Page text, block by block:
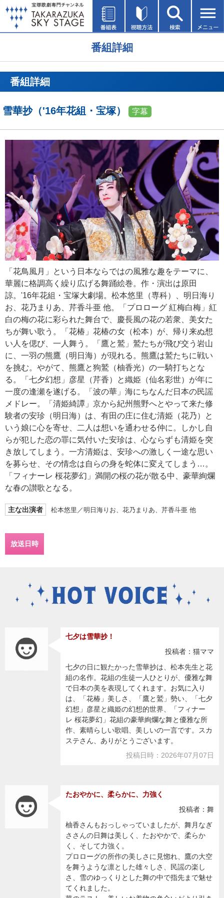
番組詳細
番組詳細
雪華抄（'16年花組・宝塚） 字幕
「花鳥風月」という日本ならではの風雅な趣をテーマに、
華麗に格調高く繰り広げる舞踊絵巻。作・演出は原田
諒。'16年花組・宝塚大劇場。松本悠里（専科）、明日海り
お、花乃まりあ、芹香斗亜 他。「プロローグ 紅梅白梅」紅
白の梅の花に彩られた舞台で、慶長風の花の若衆、美女た
ちが舞い歌う。「花椿」花椿の女（松本）が、帰り来ぬ想
い人を偲び、一人舞う。「鷹と鷲」鷲たちが飛び交う岩山
に、一羽の熊鷹（明日海）が現れる。熊鷹は鷲たちに戦い
を挑む。やがて、熊鷹と狗鷲（柚香光）の一騎打ちとな
る。「七夕幻想」彦星（芹香）と織姫（仙名彩世）が年に
一度の逢瀬を遂げる。「波の華」海にちなんだ日本の民謡
メドレー。「清姫綺譚」京から紀州熊野へとやって来た修
験者の安珍（明日海）は、有田の庄に住む清姫（花乃）と
いう娘に心を寄せ、二人は想いを通わせる仲に。しかし自
らが犯した恋の罪に気付いた安珍は、心ならずも清姫を突
き放してしまう。一方清姫は、安珍への激しく一途な思い
を募らせ、その情念は自らの身を蛇体に変えてしまう…。
「フィナーレ 桜花夢幻」満開の桜の花が散る中、豪華絢爛
な春の讃歌となる。
主な出演者 松本悠里／明日海りお、花乃まりあ、芹香斗亜 他
放送日時
七夕は雪華抄！
投稿者：猫ママ
七夕の日に観たかった雪華抄は、松本先生と花
組の名作。花組の生徒一人ひとりが、優雅な舞
で日本の美を表現してくれます。お気に入り
は、「花椿」美しさ、「鷹と鷲」勢い、「七夕
幻想」彦星と織姫の幻想的世界、「フィナー
レ 桜花夢幻」花組の豪華絢爛な舞と優雅な所
作、素晴らしい歌唱、美しいの一言です。スカ
ステさん、ありがとうございます。
投稿日時：2026年07月07日
たおやかに、柔らかに、力強く
投稿者：舞
柚香さんもおっしゃっていましたが、舞月なぎ
ささんの日舞は美しく、たおやかで、柔らか
く、そして力強く。
プロローグの所作の美しさに見惚れ、鷹の大空
を舞うような凛とした雄々しさ、民謡の楽し
さ、雪のゆっくりとした舞の中で指先まで魅せ
てくれました。